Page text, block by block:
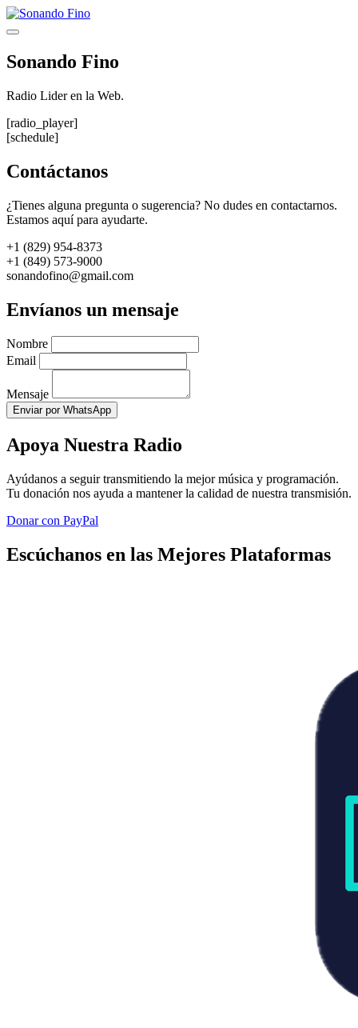
Saltar
al
Menú
Sonando Fino
Radio Lider en la Web.
[radio_player]
[schedule]
Contáctanos
¿Tienes alguna pregunta o sugerencia? No dudes en contactarnos.
Estamos aquí para ayudarte.
+1 (829) 954-8373
+1 (849) 573-9000
sonandofino@gmail.com
Envíanos un mensaje
Nombre
Email
Mensaje
Enviar por WhatsApp
Apoya Nuestra Radio
Ayúdanos a seguir transmitiendo la mejor música y programación.
Tu donación nos ayuda a mantener la calidad de nuestra transmisión.
Donar con PayPal
Escúchanos en las Mejores Plataformas